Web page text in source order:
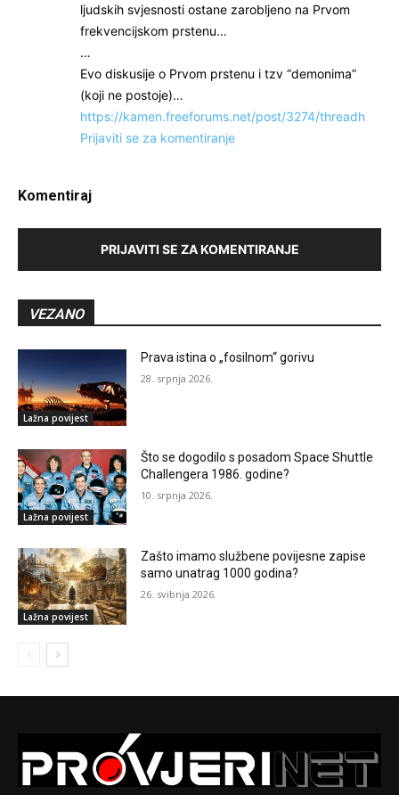
ljudskih svjesnosti ostane zarobljeno na Prvom
frekvencijskom prstenu…
…
Evo diskusije o Prvom prstenu i tzv “demonima”
(koji ne postoje)…
https://kamen.freeforums.net/post/3274/threadh
Prijaviti se za komentiranje
Komentiraj
PRIJAVITI SE ZA KOMENTIRANJE
VEZANO
Lažna povijest
Prava istina o „fosilnom“ gorivu
28. srpnja 2026.
Lažna povijest
Što se dogodilo s posadom Space Shuttle
Challengera 1986. godine?
10. srpnja 2026.
Lažna povijest
Zašto imamo službene povijesne zapise
samo unatrag 1000 godina?
26. svibnja 2026.